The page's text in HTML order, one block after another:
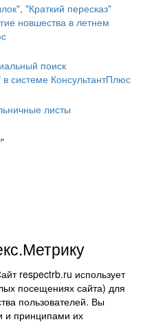
"Краткий пересказ"
новшества в летнем
поиск
системе КонсультантПлюс
листы
корп.1, офис 307
respectrb.ru использует
посещениях сайта) для
пользователей. Вы
и принципами их